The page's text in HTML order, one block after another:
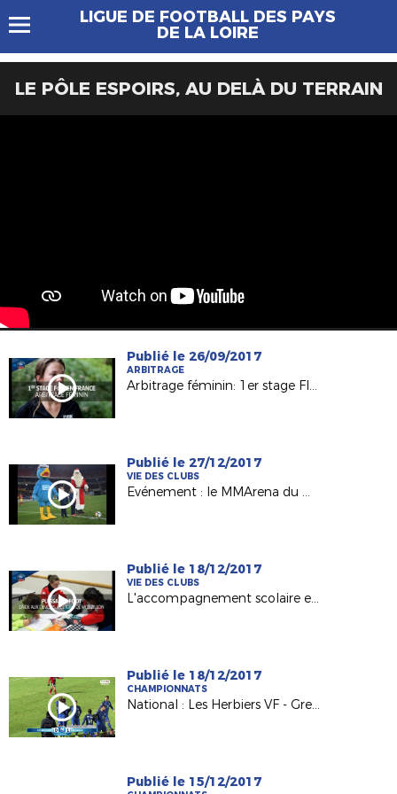
LIGUE DE FOOTBALL DES PAYS
DE LA LOIRE
LE PÔLE ESPOIRS, AU DELÀ DU TERRAIN
Publié le 26/09/2017
ARBITRAGE
Arbitrage féminin: 1er stage FIFA en France
Publié le 27/12/2017
VIE DES CLUBS
Evénement : le MMArena du Mans FC en mode Noël !
Publié le 18/12/2017
VIE DES CLUBS
L'accompagnement scolaire en lumière avec l'Etoile Mouzillonnaise
Publié le 18/12/2017
CHAMPIONNATS
National : Les Herbiers VF - Grenoble Foot 38 (0-1)
Publié le 15/12/2017